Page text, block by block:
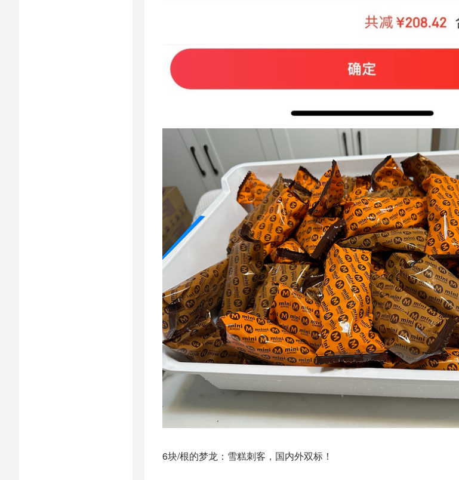
6块/根的梦龙：雪糕刺客，国内外双标！